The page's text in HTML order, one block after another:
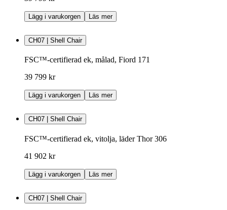
Lägg i varukorgen Läs mer
CH07 | Shell Chair
FSC™-certifierad ek, målad, Fiord 171
39 799 kr
Lägg i varukorgen Läs mer
CH07 | Shell Chair
FSC™-certifierad ek, vitolja, läder Thor 306
41 902 kr
Lägg i varukorgen Läs mer
CH07 | Shell Chair